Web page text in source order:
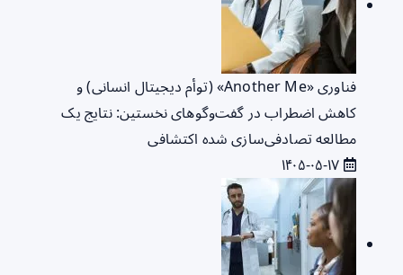
فناوری «Another Me» (توأم دیجیتال انسانی) و
کاهش اضطراب در گفت‌وگوهای نخستین: نتایج یک
مطالعه تصادفی‌سازی شده اکتشافی